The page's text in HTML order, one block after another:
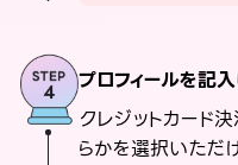
プロフィールを記
クレジットカード
らかを選択いただけ